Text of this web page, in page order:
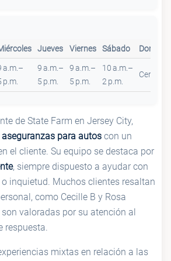
Jueves Viernes Sábado
a.m.–
p.m.
9 a.m.–
5 p.m.
9 a.m.–
5 p.m.
10 a.m.–
2 p.m.
Cerrado
de State Farm en Jersey City,
aseguranzas para autos con un
el cliente. Su equipo se destaca por
, siempre dispuesto a ayudar con
inquietud. Muchos clientes resaltan
como Cecille B y Rosa
son valoradas por su atención al
respuesta.
mixtas en relación a las